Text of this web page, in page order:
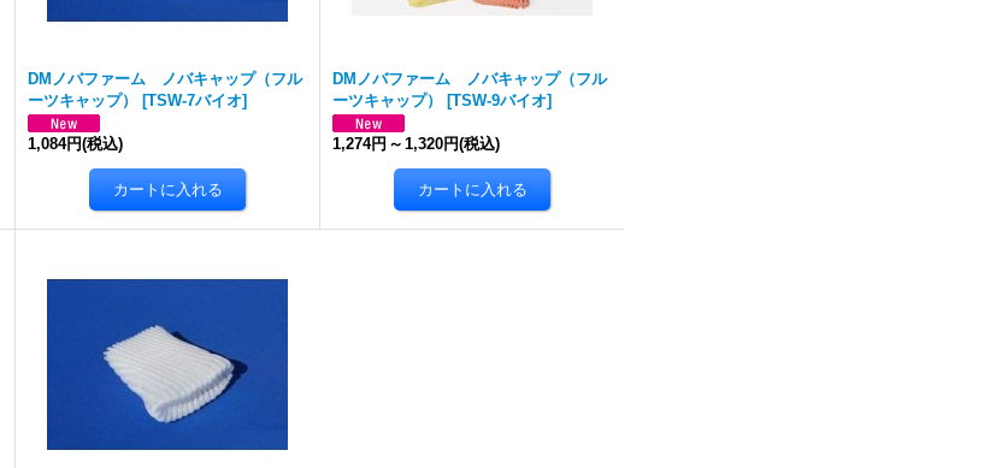
DMノバファーム ノバキャップ（フル
ーツキャップ）
[TSW-7バイオ]
1,084円(税込)
DMノバファーム ノバキャップ（フル
ーツキャップ）
[TSW-9バイオ]
1,274円 ～ 1,320円(税込)